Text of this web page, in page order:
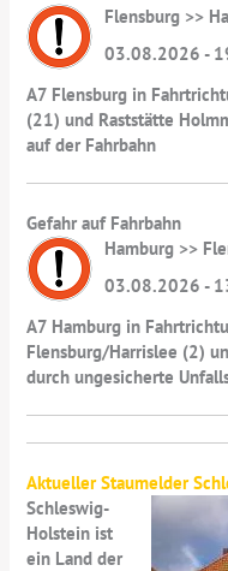
Flensburg >>
03.08.2026 -
A7 Flensburg in
(21) und Raststätte
auf der Fahrbahn
Gefahr auf Fahrbahn
Hamburg >>
03.08.2026 -
A7 Hamburg in
Flensburg/Harrislee (2)
durch ungesicherte
Aktueller Staumelder
Schleswig-
Holstein ist
ein Land der